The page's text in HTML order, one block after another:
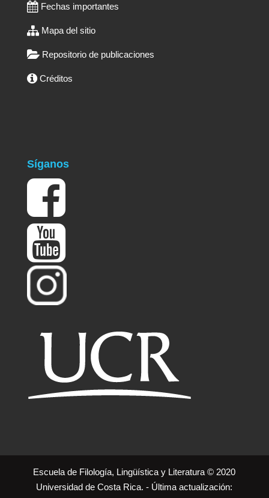
Fechas importantes
Mapa del sitio
Repositorio de publicaciones
Créditos
Síganos
Escuela de Filología, Lingüística y Literatura © 2020
Universidad de Costa Rica. - Última actualización: